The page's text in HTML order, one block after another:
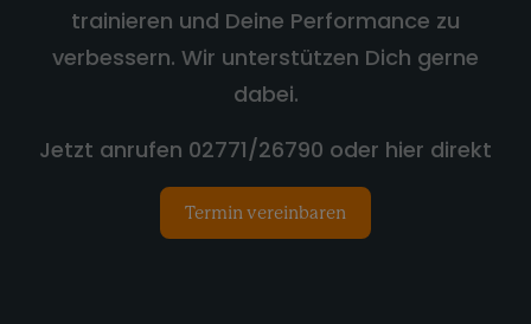
trainieren und Deine Performance zu
verbessern. Wir unterstützen Dich gerne
dabei.
Jetzt anrufen 02771/26790 oder hier direkt
Termin vereinbaren